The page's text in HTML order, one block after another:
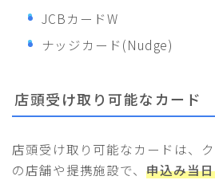
JCBカードW
ナッジカード(Nudge)
店頭受け取り可能なカード
店頭受け取り可能なカードは、
の店舗や提携施設で、 申込み当